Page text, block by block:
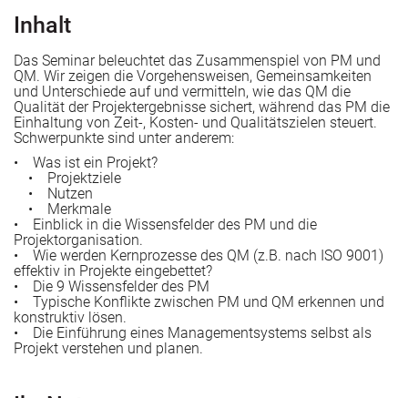
Trägerneuzulassung („Rezertifizierung“) vor?
Ansätze zusammen?
Inhalt
Das Seminar beleuchtet das Zusammenspiel von PM und
QM. Wir zeigen die Vorgehensweisen, Gemeinsamkeiten
und Unterschiede auf und vermitteln, wie das QM die
Qualität der Projektergebnisse sichert, während das PM die
Einhaltung von Zeit-, Kosten- und Qualitätszielen steuert.
Schwerpunkte sind unter anderem:
• Was ist ein Projekt?
• Projektziele
• Nutzen
• Merkmale
• Einblick in die Wissensfelder des PM und die
Projektorganisation.
• Wie werden Kernprozesse des QM (z.B. nach ISO 9001)
effektiv in Projekte eingebettet?
• Die 9 Wissensfelder des PM
• Typische Konflikte zwischen PM und QM erkennen und
konstruktiv lösen.
• Die Einführung eines Managementsystems selbst als
Projekt verstehen und planen.